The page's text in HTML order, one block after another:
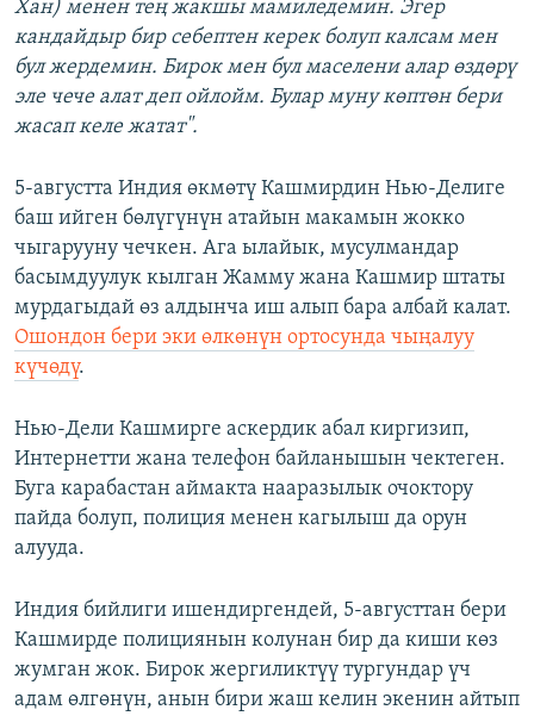
Хан) менен тең жакшы мамиледемин. Эгер
кандайдыр бир себептен керек болуп калсам мен
бул жердемин. Бирок мен бул маселени алар өздөрү
эле чече алат деп ойлойм. Булар муну көптөн бери
жасап келе жатат".
5-августта Индия өкмөтү Кашмирдин Нью-Делиге
баш ийген бөлүгүнүн атайын макамын жокко
чыгарууну чечкен. Ага ылайык, мусулмандар
басымдуулук кылган Жамму жана Кашмир штаты
мурдагыдай өз алдынча иш алып бара албай калат.
Ошондон бери эки өлкөнүн ортосунда чыңалуу
күчөдү.
Нью-Дели Кашмирге аскердик абал киргизип,
Интернетти жана телефон байланышын чектеген.
Буга карабастан аймакта нааразылык очоктору
пайда болуп, полиция менен кагылыш да орун
алууда.
Индия бийлиги ишендиргендей, 5-августтан бери
Кашмирде полициянын колунан бир да киши көз
жумган жок. Бирок жергиликтүү тургундар үч
адам өлгөнүн, анын бири жаш келин экенин айтып